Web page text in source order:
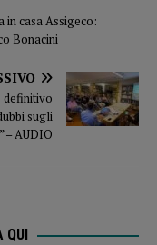
in casa Assigeco:
Bonacini
definitivo
sugli
– AUDIO